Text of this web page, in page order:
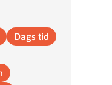
Dags tid